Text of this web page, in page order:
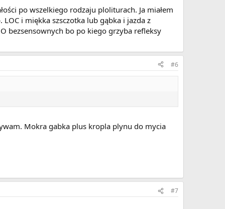
po wszelkiego rodzaju ploliturach. Ja miałem
i miękka szsczotka lub gąbka i jazda z
bezsensownych bo po kiego grzyba refleksy
#6
Mokra gabka plus kropla plynu do mycia
#7